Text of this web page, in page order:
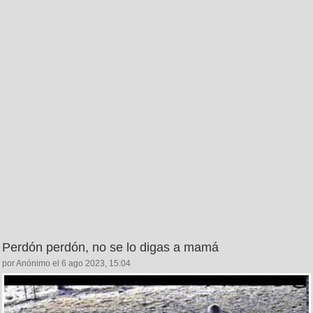
Perdón perdón, no se lo digas a mamá
por Anónimo el 6 ago 2023, 15:04